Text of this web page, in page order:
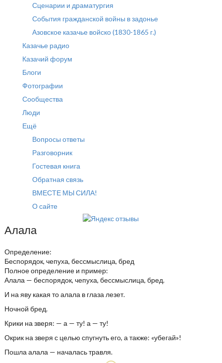
Сценарии и драматургия
События гражданской войны в задонье
Азовское казачье войско (1830-1865 г.)
Казачье радио
Казачий форум
Блоги
Фотографии
Сообщества
Люди
Ещё
Вопросы ответы
Разговорник
Гостевая книга
Обратная связь
ВМЕСТЕ МЫ СИЛА!
О сайте
Алала
Определение:
Беспорядок, чепуха, бессмыслица, бред
Полное определение и пример:
Алала — беспорядок, чепуха, бессмыслица, бред.
И на яву какая то алала в глаза лезет.
Ночной бред.
Крики на зверя: — а — ту! а — ту!
Окрик на зверя с целью спугнуть его, а также: «убегай»!
Пошла алала — началась травля.